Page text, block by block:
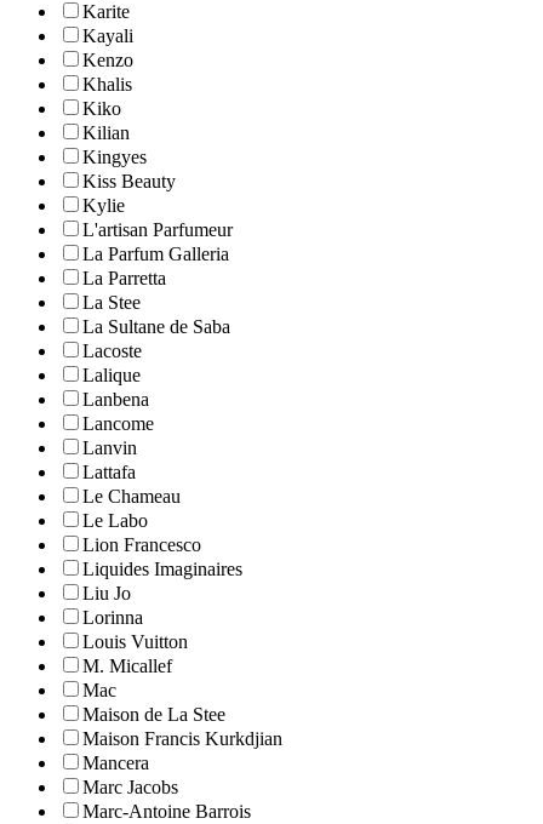
Karite
Kayali
Kenzo
Khalis
Kiko
Kilian
Kingyes
Kiss Beauty
Kylie
L'artisan Parfumeur
La Parfum Galleria
La Parretta
La Stee
La Sultane de Saba
Lacoste
Lalique
Lanbena
Lancome
Lanvin
Lattafa
Le Chameau
Le Labo
Lion Francesco
Liquides Imaginaires
Liu Jo
Lorinna
Louis Vuitton
M. Micallef
Mac
Maison de La Stee
Maison Francis Kurkdjian
Mancera
Marc Jacobs
Marc-Antoine Barrois